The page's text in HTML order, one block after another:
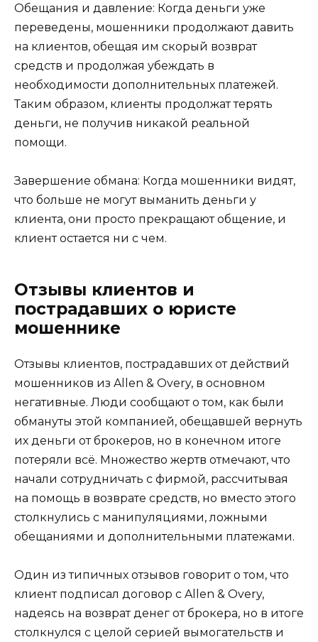
Обещания и давление: Когда деньги уже
переведены, мошенники продолжают давить
на клиентов, обещая им скорый возврат
средств и продолжая убеждать в
необходимости дополнительных платежей.
Таким образом, клиенты продолжат терять
деньги, не получив никакой реальной
помощи.
Завершение обмана: Когда мошенники видят,
что больше не могут выманить деньги у
клиента, они просто прекращают общение, и
клиент остается ни с чем.
Отзывы клиентов и
пострадавших о юристе
мошеннике
Отзывы клиентов, пострадавших от действий
мошенников из Allen & Overy, в основном
негативные. Люди сообщают о том, как были
обмануты этой компанией, обещавшей вернуть
их деньги от брокеров, но в конечном итоге
потеряли всё. Множество жертв отмечают, что
начали сотрудничать с фирмой, рассчитывая
на помощь в возврате средств, но вместо этого
столкнулись с манипуляциями, ложными
обещаниями и дополнительными платежами.
Один из типичных отзывов говорит о том, что
клиент подписал договор с Allen & Overy,
надеясь на возврат денег от брокера, но в итоге
столкнулся с целой серией вымогательств и